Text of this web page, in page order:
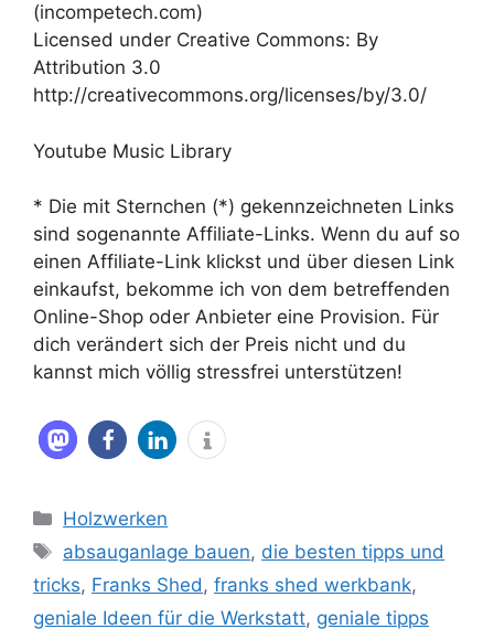
(incompetech.com)
Licensed under Creative Commons: By
Attribution 3.0
http://creativecommons.org/licenses/by/3.0/
Youtube Music Library
* Die mit Sternchen (*) gekennzeichneten Links
sind sogenannte Affiliate-Links. Wenn du auf so
einen Affiliate-Link klickst und über diesen Link
einkaufst, bekomme ich von dem betreffenden
Online-Shop oder Anbieter eine Provision. Für
dich verändert sich der Preis nicht und du
kannst mich völlig stressfrei unterstützen!
Kategorien
Holzwerken
Schlagwörter
absauganlage bauen, die besten tipps und
tricks, Franks Shed , franks shed werkbank,
geniale Ideen für die Werkstatt, geniale tipps